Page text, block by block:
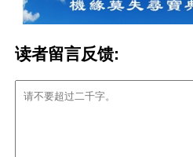
读者留言反馈: